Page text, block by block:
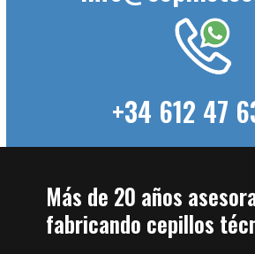
+34 612 47
Más de 20 años
fabricando cepillos